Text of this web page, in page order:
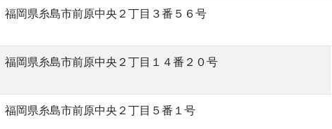
福岡県糸島市前原中央２丁目３番５６号
福岡県糸島市前原中央２丁目１４番２０号
福岡県糸島市前原中央２丁目５番１号